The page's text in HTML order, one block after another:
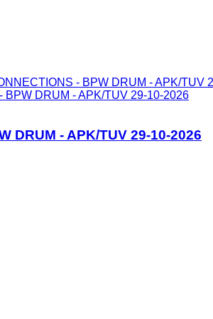
BPW DRUM - APK/TUV 29-10-2026
DRUM - APK/TUV 29-10-2026